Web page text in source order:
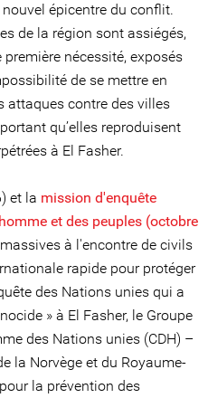
épicentre du conflit.
de la région sont assiégés,
nécessité, exposés
de se mettre en
attaques contre des villes
qu’elles reproduisent
à El Fasher.
et la mission d'enquête
et des peuples (octobre
à l'encontre de civils
rapide pour protéger
des Nations unies qui a
» à El Fasher, le Groupe
des Nations unies (CDH) –
la Norvège et du Royaume-
la prévention des